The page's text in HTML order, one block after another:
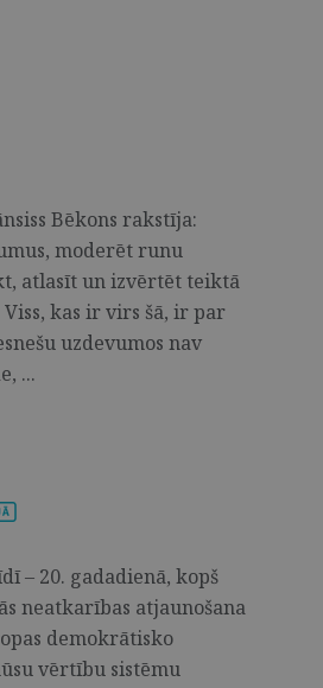
Bēkons rakstīja:
moderēt runu
atlasīt un izvērtēt teiktā
kas ir virs šā, ir par
uzdevumos nav
...
– 20. gadadienā, kopš
neatkarības atjaunošana
demokrātisko
vērtību sistēmu